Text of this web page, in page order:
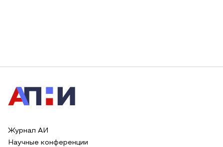
Журнал АИ
Научные конференции